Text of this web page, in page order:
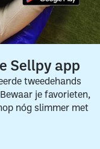
Sellpy app
tweedehands
je favorieten,
nóg slimmer met